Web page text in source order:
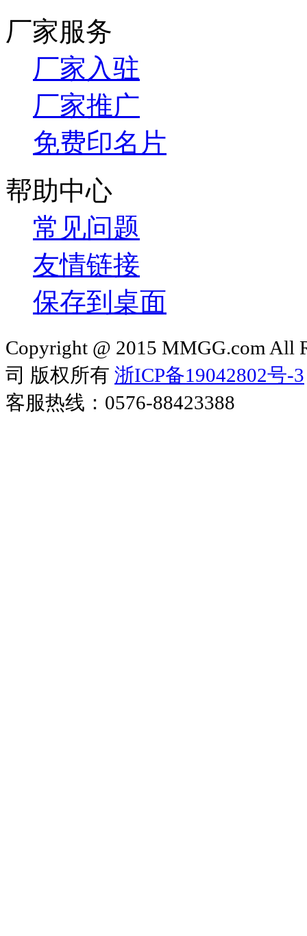
厂家服务
厂家入驻
厂家推广
免费印名片
帮助中心
常见问题
友情链接
保存到桌面
Copyright @ 2015 MMGG.com All
司 版权所有 浙ICP备19042802号-3
客服热线：0576-88423388